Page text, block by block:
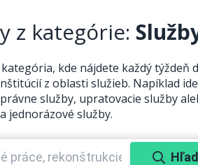
z kategórie:
kde nájdete každý týždeň
z oblasti služieb. Napíklad
služby, upratovacie služby
jednorázové služby.